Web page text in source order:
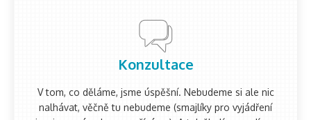
Konzultace
V tom, co děláme, jsme úspěšní. Nebudeme si ale nic
nalhávat, věčně tu nebudeme (smajlíky pro vyjádření